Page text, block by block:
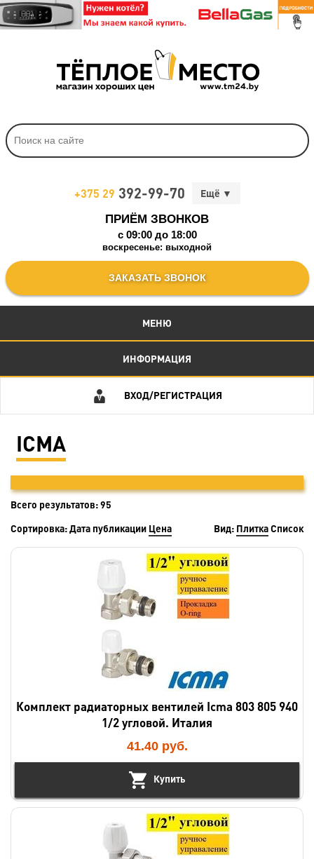
+375 29 392-99-70
ПРИЁМ ЗВОНКОВ
c 09:00 до 18:00
воскресенье: выходной
ЗАКАЗАТЬ ЗВОНОК
МЕНЮ
ИНФОРМАЦИЯ
ВХОД/РЕГИСТРАЦИЯ
ICMA
Всего результатов:95
Сортировка:Дата публикации Цена Вид: ПлиткаСписок
Комплект радиаторных вентилей Icma 803 805 940
1/2 угловой. Италия
41.40 руб.
Купить